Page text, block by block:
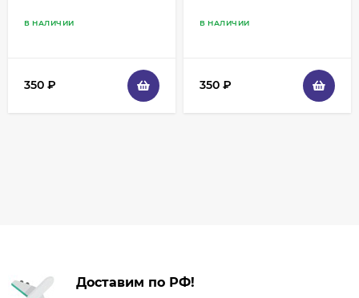
В НАЛИЧИИ
350 ₽
В НАЛИЧИИ
350 ₽
Доставим по РФ!